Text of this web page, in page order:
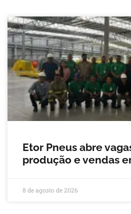
Etor Pneus abre
produção e vendas
8 de agosto de 2026